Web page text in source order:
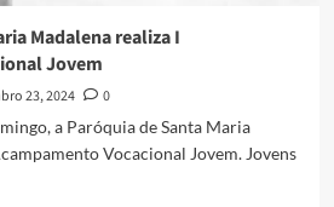
Madalena realiza I
Jovem
23, 2024
0
a Paróquia de Santa Maria
Vocacional Jovem. Jovens